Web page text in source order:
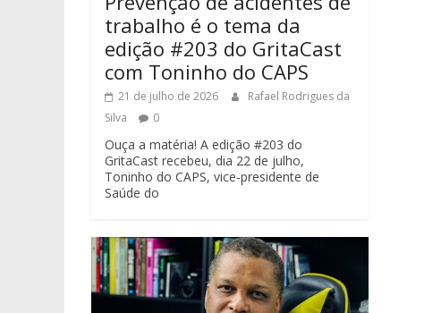
trabalho é o tema da
edição #203 do GritaCast
com Toninho do CAPS
21 de julho de 2026
Rafael Rodrigues da
Silva
0
Ouça a matéria! A edição #203 do
GritaCast recebeu, dia 22 de julho,
Toninho do CAPS, vice-presidente de
Saúde do